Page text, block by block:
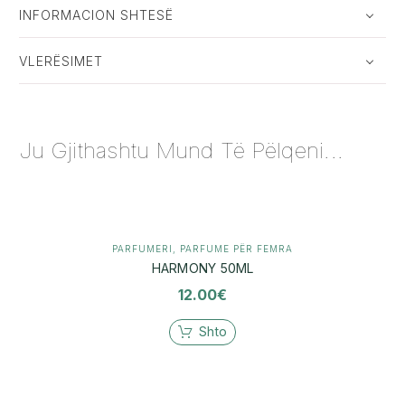
INFORMACION SHTESË
VLERËSIMET
Ju Gjithashtu Mund Të Pëlqeni...
PARFUMERI PARFUME PËR FEMRA
HARMONY 50ML
12.00€
Shto